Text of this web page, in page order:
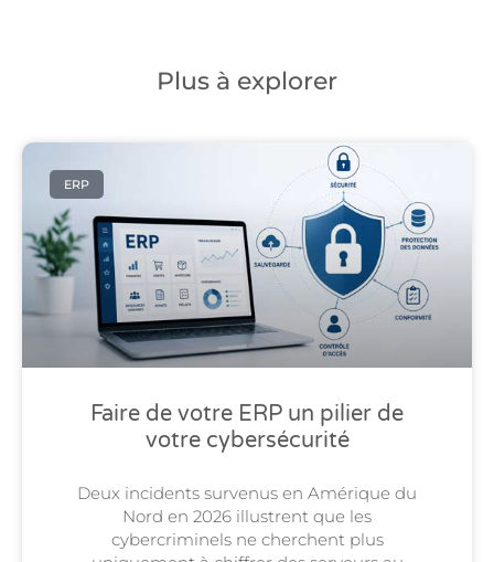
Plus à explorer
ERP
Faire de votre ERP un pilier de
votre cybersécurité
Deux incidents survenus en Amérique du
Nord en 2026 illustrent que les
cybercriminels ne cherchent plus